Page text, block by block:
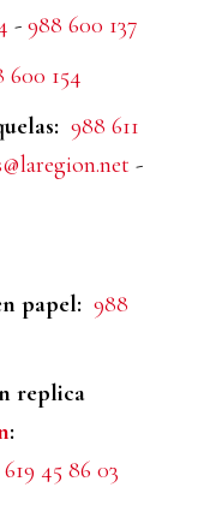
- 988 600 137
600 154
988 611
-
papel: 988
replica
:
619 45 86 03